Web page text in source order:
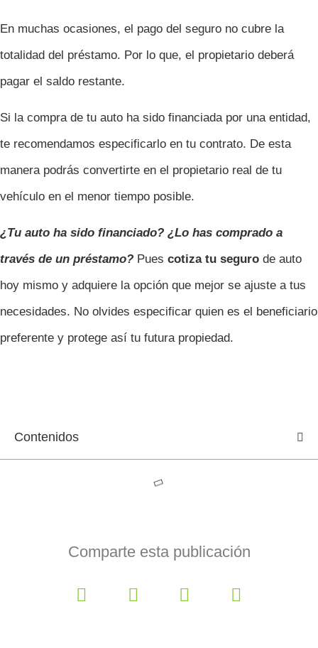
En muchas ocasiones, el pago del seguro no cubre la
totalidad del préstamo. Por lo que, el propietario deberá
pagar el saldo restante.
Si la compra de tu auto ha sido financiada por una entidad,
te recomendamos especificarlo en tu contrato. De esta
manera podrás convertirte en el propietario real de tu
vehículo en el menor tiempo posible.
¿Tu auto ha sido financiado? ¿Lo has comprado a
través de un préstamo? Pues cotiza tu seguro de auto
hoy mismo y adquiere la opción que mejor se ajuste a tus
necesidades. No olvides especificar quien es el beneficiario
preferente y protege así tu futura propiedad.
Contenidos
Comparte esta publicación